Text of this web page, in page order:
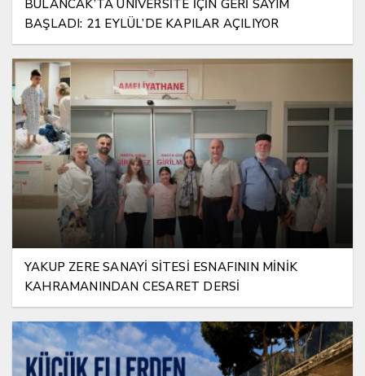
BULANCAK’TA ÜNİVERSİTE İÇİN GERİ SAYIM
BAŞLADI: 21 EYLÜL’DE KAPILAR AÇILIYOR
YAKUP ZERE SANAYİ SİTESİ ESNAFININ MİNİK
KAHRAMANINDAN CESARET DERSİ